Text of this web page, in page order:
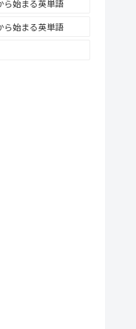
ら始まる英単語
ら始まる英単語